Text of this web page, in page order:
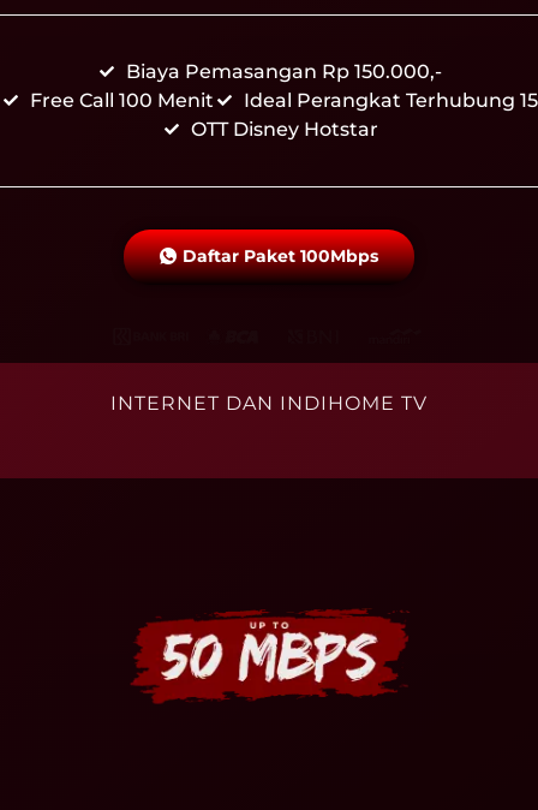
Biaya Pemasangan Rp 150.000,-
Free Call 100 Menit
Ideal Perangkat Terhubung 15
OTT Disney Hotstar
Daftar Paket 100Mbps
INTERNET DAN INDIHOME TV